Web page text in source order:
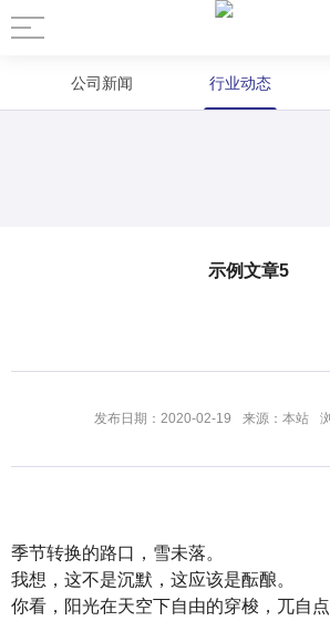
公司新闻 行业动态
示例文章5
发布日期：2020-02-19 来源：本站
季节转换的路口，雪未落。
我想，这不是沉默，这应该是酝酿。
你看，阳光在天空下自由的穿梭，兀自